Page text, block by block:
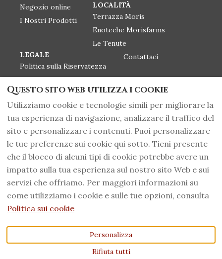
Negozio online
I Nostri Prodotti
LOCALITÀ
Terrazza Moris
Enoteche Morisfarms
Le Tenute
LEGALE
Politica sulla Riservatezza
Gestione dei Cookie
Informazioni sull'etichetta
Politica di resi
Contattaci
Italiano EUR +39 0566 919135
PI 01092500535 - CIN
IT053015B5YRPFYZM2,
Massa Marittima,
Grosseto, Italia 58024
Fax:
+39 0566 919380
info@morisfarms.it-
agriturismo@morisfarms.i
Morisfarms wines
from Tuscany Tutti i diritti
riservati- Offerto
Questo sito web utilizza i cookie
Utilizziamo cookie e tecnologie simili per migliorare la
tua esperienza di navigazione, analizzare il traffico del
sito e personalizzare i contenuti. Puoi personalizzare
le tue preferenze sui cookie qui sotto. Tieni presente
che il blocco di alcuni tipi di cookie potrebbe avere un
impatto sulla tua esperienza sul nostro sito Web e sui
servizi che offriamo. Per maggiori informazioni su
come utilizziamo i cookie e sulle tue opzioni, consulta
Politica sui cookie
Personalizza
Rifiuta tutti